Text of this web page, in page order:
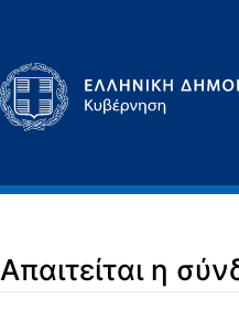
Απαιτείται η